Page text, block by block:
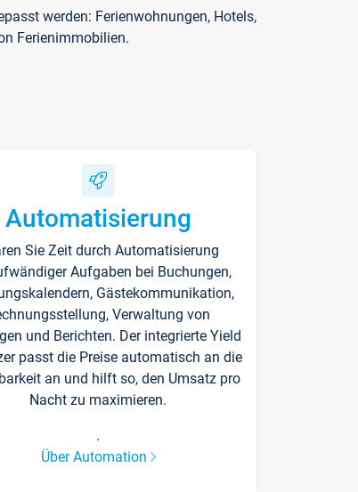
werden: Ferienwohnungen, Hotels,
Ferienimmobilien.
Automatisierung
Sie Zeit durch Automatisierung
Aufgaben bei Buchungen,
Gästekommunikation,
Verwaltung von
und Berichten. Der integrierte Yield
passt die Preise automatisch an die
an und hilft so, den Umsatz pro
Nacht zu maximieren.
.
Über Automation